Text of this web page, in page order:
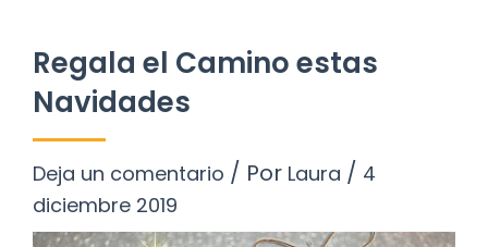
Regala el Camino estas
Navidades
Deja un comentario / Por Laura / 4
diciembre 2019